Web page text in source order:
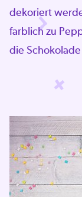
dekoriert
farblich zu
die